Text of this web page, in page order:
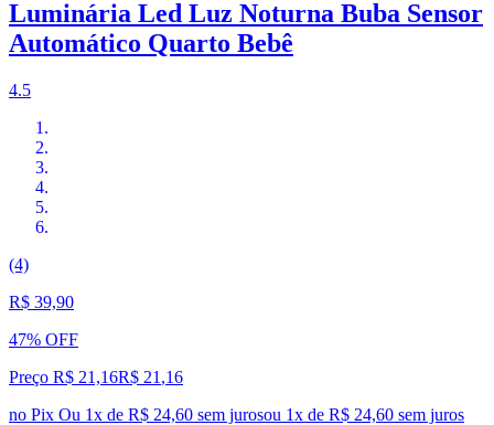
Luminária Led Luz Noturna Buba Sensor
Automático Quarto Bebê
4.5
(4)
R$ 39,90
47% OFF
Preço R$ 21,16R$ 21 ,16
no Pix Ou 1x de R$ 24,60 sem jurosou 1x de R$ 24,60 sem juros